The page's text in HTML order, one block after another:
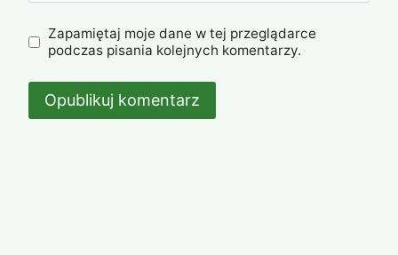
Zapamiętaj moje dane w tej przeglądarce
podczas pisania kolejnych komentarzy.